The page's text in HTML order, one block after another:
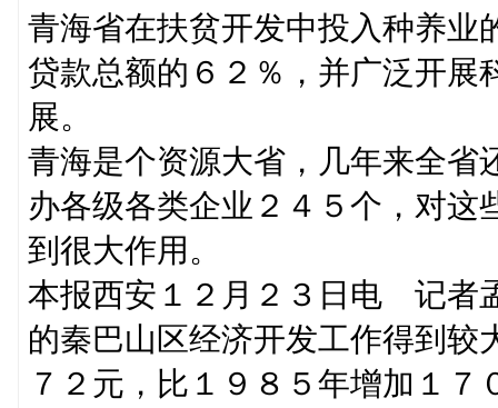
青海省在扶贫开发中投入种养业
贷款总额的６２％，并广泛开展
展。
青海是个资源大省，几年来全省
办各级各类企业２４５个，对这
到很大作用。
本报西安１２月２３日电 记者
的秦巴山区经济开发工作得到较
７２元，比１９８５年增加１